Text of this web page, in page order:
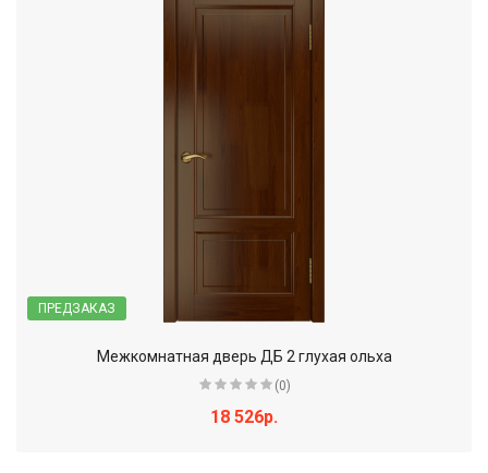
ПРЕДЗАКАЗ
Межкомнатная дверь ДБ 2 глухая ольха
(0)
18 526р.